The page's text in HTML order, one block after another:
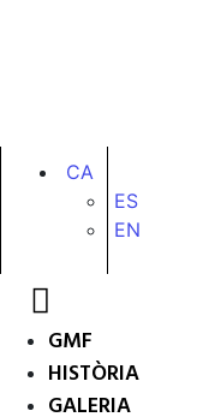
CA
ES
EN
GMF
HISTÒRIA
GALERIA